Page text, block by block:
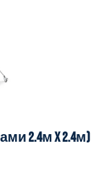
2.4м x 2.4м)